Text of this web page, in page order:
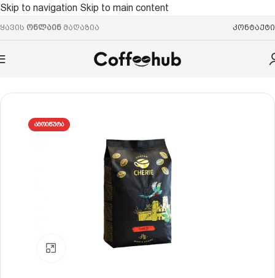
Skip to navigation Skip to main content
ყავის ონლაინ მაღაზია კონტაქტი
ᲐᲛᲝᲘᲬᲣᲠᲐ
Click to enlarge